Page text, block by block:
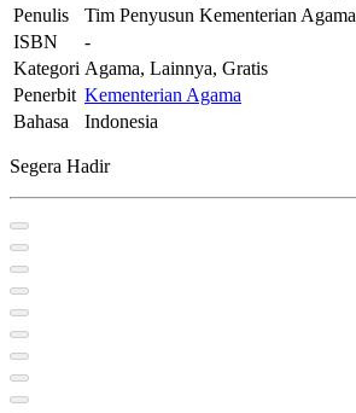
Penulis
Tim Penyusun Kementerian Agama
ISBN
-
Kategori Agama, Lainnya, Gratis
Penerbit Kementerian Agama
Bahasa
Indonesia
Segera Hadir